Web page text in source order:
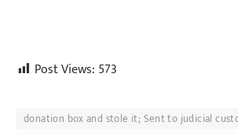
Post Views: 573
donation box and stole it; Sent to judicial